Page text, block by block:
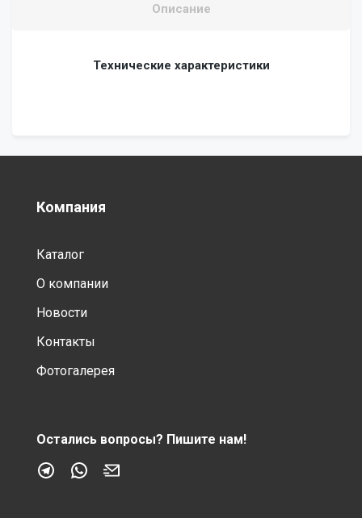
Описание
Технические характеристики
Компания
Каталог
О компании
Новости
Контакты
Фотогалерея
Остались вопросы? Пишите нам!